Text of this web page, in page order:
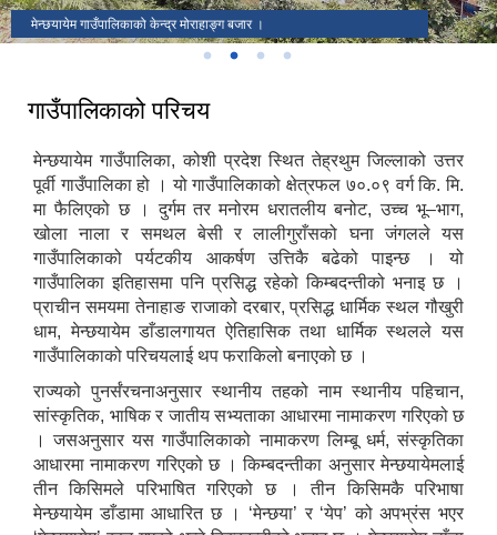
मेन्छयायेम गाउँपालिकाको केन्द्र मोराहाङ्ग बजार ।
गाउँपालिकाको परिचय
मेन्छयायेम गाउँपालिका, कोशी प्रदेश स्थित तेह्रथुम जिल्लाको उत्तर
पूर्वी गाउँपालिका हो । यो गाउँपालिकाको क्षेत्रफल ७०.०९ वर्ग कि. मि.
मा फैलिएको छ । दुर्गम तर मनोरम धरातलीय बनोट, उच्च भू–भाग,
खोला नाला र समथल बेसी र लालीगुराँसको घना जंगलले यस
गाउँपालिकाको पर्यटकीय आकर्षण उत्तिकै बढेको पाइन्छ । यो
गाउँपालिका इतिहासमा पनि प्रसिद्ध रहेको किम्बदन्तीको भनाइ छ ।
प्राचीन समयमा तेनाहाङ राजाको दरबार, प्रसिद्ध धार्मिक स्थल गौखुरी
धाम, मेन्छयायेम डाँडालगायत ऐतिहासिक तथा धार्मिक स्थलले यस
गाउँपालिकाको परिचयलाई थप फराकिलो बनाएको छ ।
राज्यको पुनर्संरचनाअनुसार स्थानीय तहको नाम स्थानीय पहिचान,
सांस्कृतिक, भाषिक र जातीय सभ्यताका आधारमा नामाकरण गरिएको छ
। जसअनुसार यस गाउँपालिकाको नामाकरण लिम्बू धर्म, संस्कृतिका
आधारमा नामाकरण गरिएको छ । किम्बदन्तीका अनुसार मेन्छयायेमलाई
तीन किसिमले परिभाषित गरिएको छ । तीन किसिमकै परिभाषा
मेन्छयायेम डाँडामा आधारित छ । ‘मेन्छया’ र ‘येप’ को अपभ्रंस भएर